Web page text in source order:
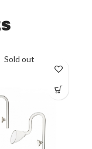
Sold out